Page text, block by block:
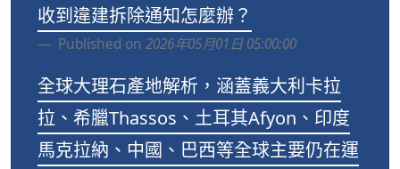
收到違建拆除通知怎麼辦？
Published on 2026年05月01日 05:00:00
全球大理石產地解析，涵蓋義大利卡拉
拉、希臘Thassos、土耳其Afyon、印度
馬克拉納、中國、巴西等全球主要仍在運